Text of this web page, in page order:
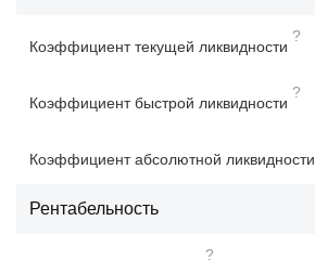
Коэффициент текущей ликвидности
?
Коэффициент быстрой ликвидности
?
Коэффициент абсолютной ликвидности
Рентабельность
?